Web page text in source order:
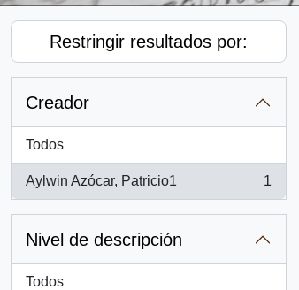
Restringir resultados por:
Creador
Todos
Aylwin Azócar, Patricio1
, 1 resultados
1
Nivel de descripción
Todos